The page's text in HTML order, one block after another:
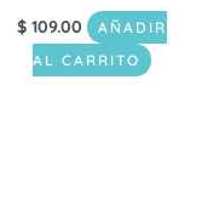
$ 109.00
AÑADIR
AL CARRITO